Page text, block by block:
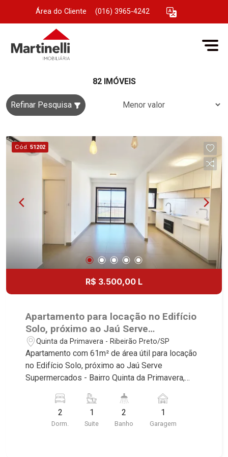
Área do Cliente (016) 3965-4242
82 IMÓVEIS
Refinar Pesquisa
Cód. 51202
R$ 3.500,00 L
Apartamento para locação no Edifício
Solo, próximo ao Jaú Serve
Supermercados - Ribeirão Preto/SP.
Quinta da Primavera - Ribeirão Preto/SP
Apartamento com 61m² de área útil para locação
no Edifício Solo, próximo ao Jaú Serve
Supermercados - Bairro Quinta da Primavera,
deste imóvel que a Martinelli Imobiliária
selecionou para você: - 61m² de área útil - 2
dormitório com ar-condicionado sendo 1 com
2
Dorm.
1
Suite
2
Banho
1
Garagem